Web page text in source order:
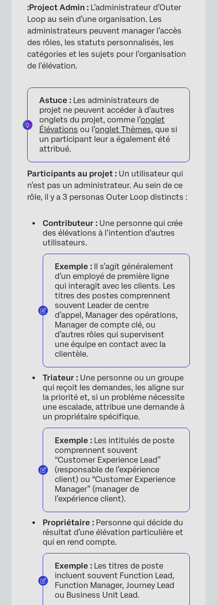
:Project Admin : L’administrateur d’Outer
Loop au sein d’une organisation. Les
administrateurs peuvent manager l’accès
des rôles, les statuts personnalisés, les
catégories et les sujets pour l’organisation
de l’élévation.
Astuce : Les administrateurs de
projet ne peuvent accéder à d’autres
onglets du projet, comme l’onglet
Élévations ou l’onglet Thèmes, que si
un participant leur a également été
attribué.
Participants au projet : Un utilisateur qui
n’est pas un administrateur. Au sein de ce
rôle, il y a 3 personas Outer Loop distincts :
Contributeur : Une personne qui crée
des élévations à l’intention d’autres
utilisateurs.
Exemple : Il s’agit généralement
d’un employé de première ligne
qui interagit avec les clients. Les
titres des postes comprennent
souvent Leader de centre
d’appel, Manager des opérations,
Manager de compte clé, ou
d’autres rôles qui supervisent
une équipe en contact avec la
clientèle.
Triateur : Une personne ou un groupe
qui reçoit les demandes, les aligne sur
la priorité et, si un problème nécessite
une escalade, attribue une demande à
un propriétaire spécifique.
Exemple : Les intitulés de poste
comprennent souvent
“Customer Experience Lead”
(responsable de l’expérience
client) ou “Customer Experience
Manager” (manager de
l’expérience client).
Propriétaire : Personne qui décide du
résultat d’une élévation particulière et
qui en rend compte.
Exemple : Les titres de poste
incluent souvent Function Lead,
Function Manager, Journey Lead
ou Business Unit Lead.